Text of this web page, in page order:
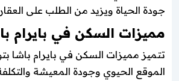
جودة الحياة ويزيد من الطلب على
مميزات السكن في بايرام
تتميز مميزات السكن في بايرام باشا
الموقع الحيوي وجودة المعيشة